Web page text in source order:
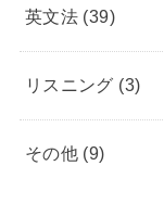
英文法 (39)
リスニング (3)
その他 (9)